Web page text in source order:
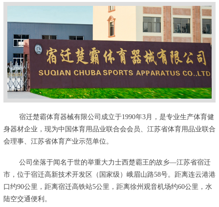
宿迁楚霸体育器械有限公司成立于1990年3月，是专业生产体育健
身器材企业，现为中国体育用品业联合会会员、江苏省体育用品业联合
会理事、江苏省体育产业示范单位。
公司坐落于闻名于世的举重大力士西楚霸王的故乡—江苏省宿迁
市，位于宿迁高新技术开发区（国家级）峨眉山路58号。距离连云港港
口约90公里，距离宿迁高铁站5公里，距离徐州观音机场约60公里，水
陆空交通便利。